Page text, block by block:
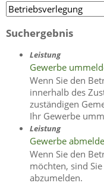
Suchergebnis
Leistung
Gewerbe
Wenn Sie den
innerhalb des
zuständigen
Ihr Gewerbe
Leistung
Gewerbe
Wenn Sie den
möchten, sind
abzumelden.